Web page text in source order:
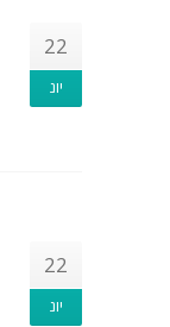
22
יונ
22
יונ